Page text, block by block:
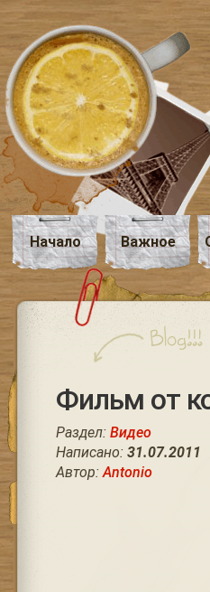
Начало Важное
Фильм от
Раздел: Видео
Написано: 31.07.2011
Автор:Antonio